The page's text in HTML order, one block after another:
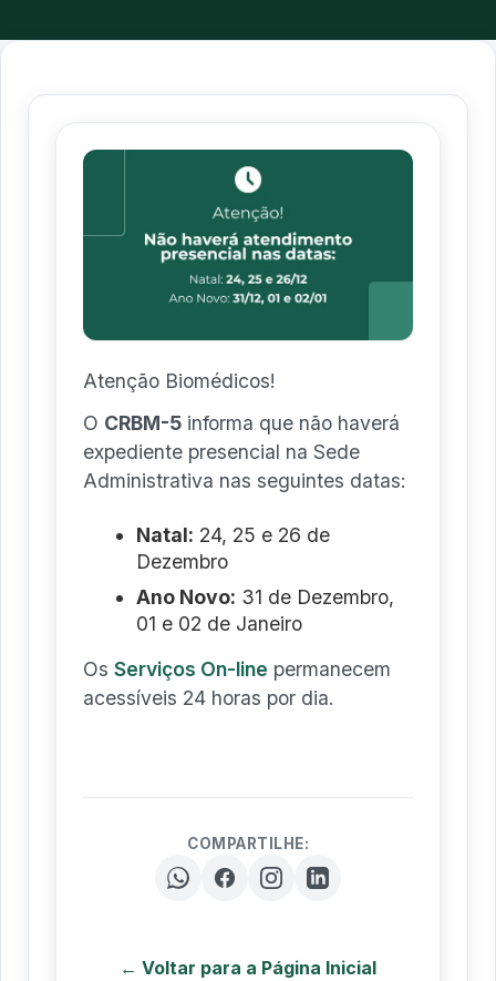
Atenção Biomédicos!
O CRBM-5 informa que não haverá
expediente presencial na Sede
Administrativa nas seguintes datas:
Natal: 24, 25 e 26 de
Dezembro
Ano Novo: 31 de Dezembro,
01 e 02 de Janeiro
Os Serviços On-line permanecem
acessíveis 24 horas por dia.
COMPARTILHE:
← Voltar para a Página Inicial